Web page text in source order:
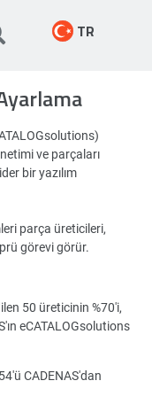
TR
ve parçaları
bir yazılım
parça üreticileri,
görevi görür.
50 üreticinin %70'i,
eCATALOGsolutions
CADENAS'dan